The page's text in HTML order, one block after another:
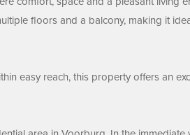
floors and a balcony, making it
easy reach, this property offers an